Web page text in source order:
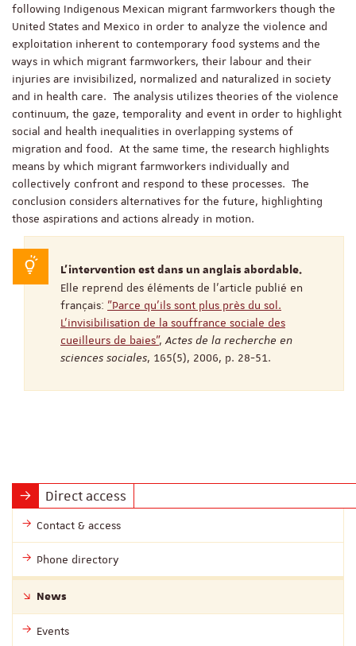
following Indigenous Mexican migrant farmworkers though the
United States and Mexico in order to analyze the violence and
exploitation inherent to contemporary food systems and the
ways in which migrant farmworkers, their labour and their
injuries are invisibilized, normalized and naturalized in society
and in health care. The analysis utilizes theories of the violence
continuum, the gaze, temporality and event in order to highlight
social and health inequalities in overlapping systems of
migration and food. At the same time, the research highlights
means by which migrant farmworkers individually and
collectively confront and respond to these processes. The
conclusion considers alternatives for the future, highlighting
those aspirations and actions already in motion.
L'intervention est dans un anglais abordable.
Elle reprend des éléments de l'article publié en
français: "Parce qu'ils sont plus près du sol.
L'invisibilisation de la souffrance sociale des
cueilleurs de baies",Actes de la recherche en
sciences sociales, 165(5), 2006, p. 28-51.
Direct access
Contact & access
Phone directory
News
Events